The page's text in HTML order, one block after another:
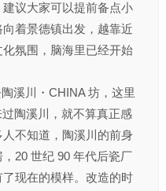
议大家可以提前备点小
着景德镇出发，越靠近
氛围，脑海里已经开始
溪川・CHINA 坊，这里
陶溪川，就不算真正感
不知道，陶溪川的前身
20 世纪 90 年代后瓷厂
现在的模样。改造的时